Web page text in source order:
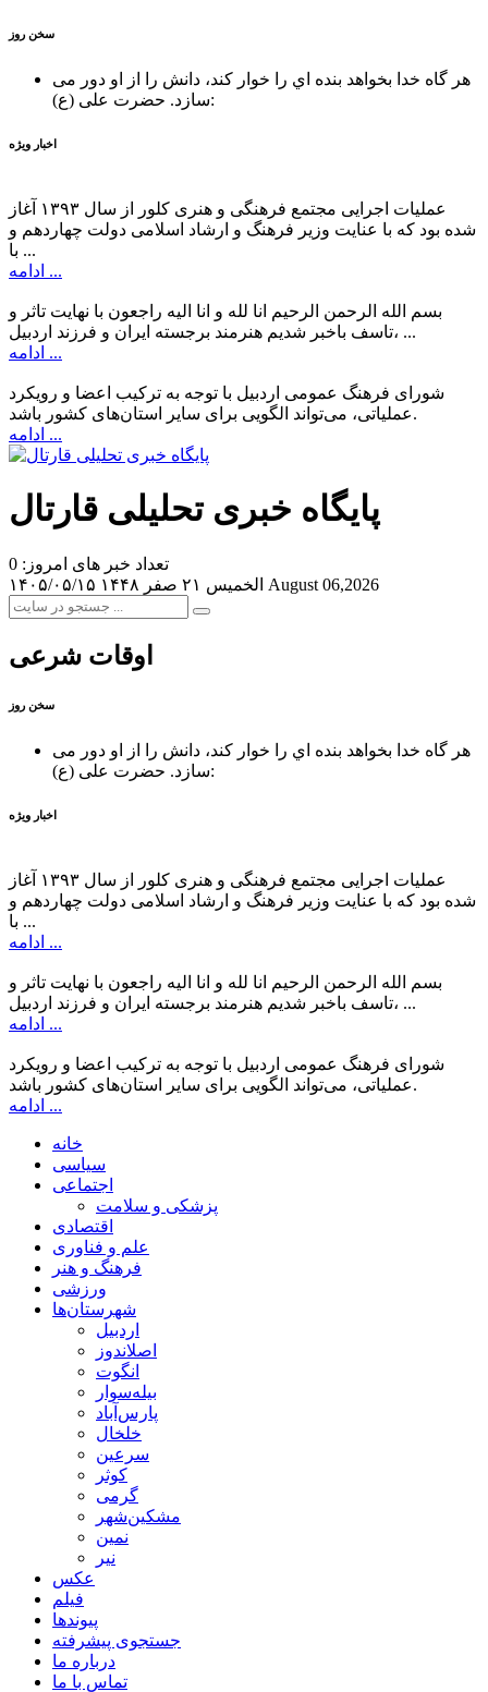
سخن روز
هر گاه خدا بخواهد بنده اي را خوار كند، دانش را از او دور می
سازد.حضرت علی (ع):
اخبار ویژه
عملیات اجرایی مجتمع فرهنگی و هنری کلور از سال ۱۳۹۳ آغاز
شده بود که با عنایت وزیر فرهنگ و ارشاد اسلامی دولت چهاردهم و
با ...
ادامه ...
بسم الله الرحمن الرحیم انا لله و انا الیه راجعون با نهایت تاثر و
تاسف باخبر شدیم هنرمند برجسته ایران و فرزند اردبیل، ...
ادامه ...
شورای فرهنگ عمومی اردبیل با توجه به ترکیب اعضا و رویکرد
عملیاتی، می‌تواند الگویی برای سایر استان‌های کشور باشد.
ادامه ...
پایگاه خبری تحلیلی قارتال
تعداد خبر های امروز: 0
۱۴۰۵/۰۵/۱۵
الخميس ۲۱ صفر ۱۴۴۸ August 06,2026
اوقات شرعی
سخن روز
هر گاه خدا بخواهد بنده اي را خوار كند، دانش را از او دور می
سازد.حضرت علی (ع):
اخبار ویژه
عملیات اجرایی مجتمع فرهنگی و هنری کلور از سال ۱۳۹۳ آغاز
شده بود که با عنایت وزیر فرهنگ و ارشاد اسلامی دولت چهاردهم و
با ...
ادامه ...
بسم الله الرحمن الرحیم انا لله و انا الیه راجعون با نهایت تاثر و
تاسف باخبر شدیم هنرمند برجسته ایران و فرزند اردبیل، ...
ادامه ...
شورای فرهنگ عمومی اردبیل با توجه به ترکیب اعضا و رویکرد
عملیاتی، می‌تواند الگویی برای سایر استان‌های کشور باشد.
ادامه ...
خانه
سیاسی
اجتماعی
پزشکی و سلامت
اقتصادی
علم و فناوری
فرهنگ و هنر
ورزشی
شهرستان‌ها
اردبیل
اصلاندوز
انگوت
بیله‌سوار
پارس‌آباد
خلخال
سرعین
کوثر
گرمی
مشکین‌شهر
نمین
نیر
عکس
فیلم
پیوندها
جستجوی پیشرفته
درباره ما
تماس با ما